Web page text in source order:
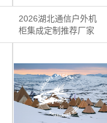
2026湖北通信户外机
柜集成定制推荐厂家
｜…